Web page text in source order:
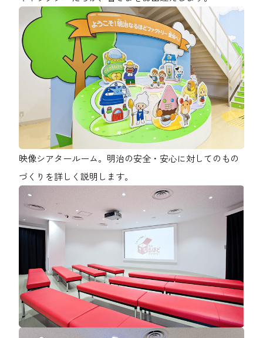
映像シアタールーム。明治の安全・安心に対してのもの
づくりを詳しく説明します。